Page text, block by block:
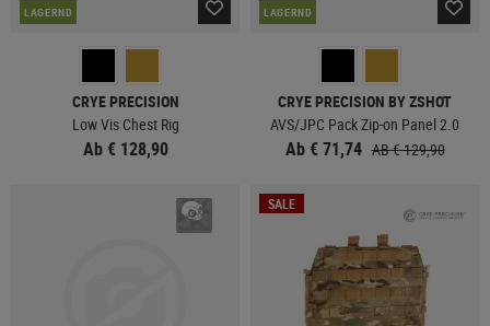
LAGERND
CRYE PRECISION
Low Vis Chest Rig
Ab € 128,90
LAGERND
CRYE PRECISION BY ZSHOT
AVS/JPC Pack Zip-on Panel 2.0
Ab € 71,74 AB € 129,90
SALE